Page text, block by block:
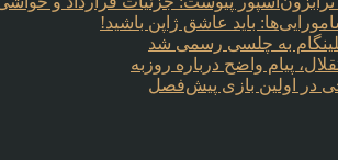
باید عاشق ژاپن باشید!
به چلسی رسمی شد
پیام واضح درباره روزبه
در اولین بازی پیش‌فصل